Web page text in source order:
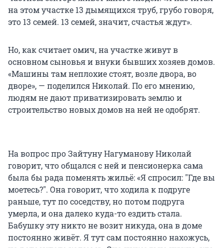
на этом участке 13 дымящихся труб, грубо говоря,
это 13 семей. 13 семей, значит, счастья ждут».
Но, как считает омич, на участке живут в
основном сыновья и внуки бывших хозяев домов.
«Машины там неплохие стоят, возле двора, во
дворе», — поделился Николай. По его мнению,
людям не дают приватизировать землю и
строительство новых домов на ней не одобрят.
На вопрос про Зайтуну Нагуманову Николай
говорит, что общался с ней и пенсионерка сама
была бы рада поменять жильё: «Я спросил: "Где вы
моетесь?". Она говорит, что ходила к подруге
раньше, тут по соседству, но потом подруга
умерла, и она далеко куда-то ездить стала.
Бабушку эту никто не возит никуда, она в доме
постоянно живёт. Я тут сам постоянно нахожусь,